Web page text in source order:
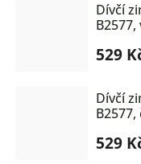
Dívčí
529
Dívčí
529